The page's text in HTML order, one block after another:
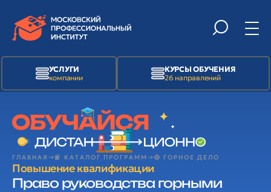
УСЛУГИ
компании
КУРСЫ ОБУЧЕНИЯ
26 направлений
ГЛАВНАЯ 📙 КАТАЛОГ ПРОГРАММ 🟢 ГОРНОЕ ДЕЛО
Повышение квалификации
Право руководства горными